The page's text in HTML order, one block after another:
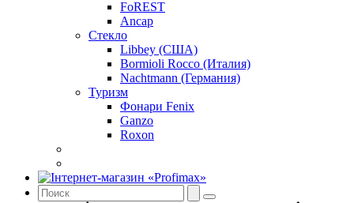
FoREST
Ancap
Стекло
Libbey (США)
Bormioli Rocco (Италия)
Nachtmann (Германия)
Туризм
Фонари Fenix
Ganzo
Roxon